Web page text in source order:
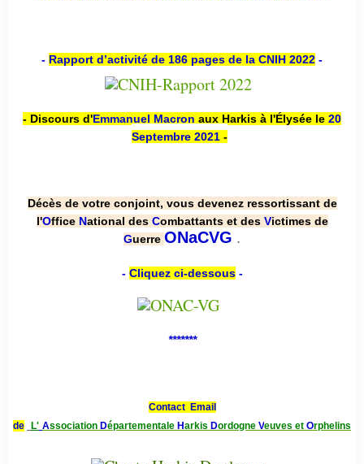
- Rapport d’activité de 186 pages de la CNIH 2022 -
- Discours d'Emmanuel Macron aux Harkis à l'Élysée le 20
Septembre 2021 -
Décès de votre conjoint, vous devenez ressortissant de
l'Office National des Combattants et des Victimes de
Guerre ONaCVG .
- Cliquez ci-dessous-
*******
Contact Email
de
L' Association Départementale Harkis Dordogne Veuves et Orphelins